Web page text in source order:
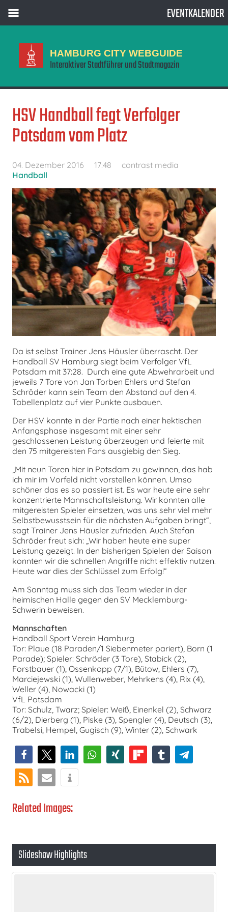
HAMBURG CITY WEBGUIDE
Interaktiver Stadtführer und Stadtmagazin
HSV Handball fegt Verfolger
Potsdam vom Platz
04. Dezember 2016 17:48
contrast media
Handball
Da ist selbst Trainer Jens Häusler überrascht. Der
Handball SV Hamburg siegt beim Verfolger VfL
Potsdam mit 37:28. Durch eine gute Abwehrarbeit und
jeweils 7 Tore von Jan Torben Ehlers und Stefan
Schröder kann sein Team den Abstand auf den 4.
Tabellenplatz auf vier Punkte ausbauen.
Der HSV konnte in der Partie nach einer hektischen
Anfangsphase insgesamt mit einer sehr
geschlossenen Leistung überzeugen und feierte mit
den 75 mitgereisten Fans ausgiebig den Sieg.
„Mit neun Toren hier in Potsdam zu gewinnen, das hab
ich mir im Vorfeld nicht vorstellen können. Umso
schöner das es so passiert ist. Es war heute eine sehr
konzentrierte Mannschaftsleistung. Wir konnten alle
mitgereisten Spieler einsetzen, was uns sehr viel mehr
Selbstbewusstsein für die nächsten Aufgaben bringt“,
sagt Trainer Jens Häusler zufrieden. Auch Stefan
Schröder freut sich: „Wir haben heute eine super
Leistung gezeigt. In den bisherigen Spielen der Saison
konnten wir die schnellen Angriffe nicht effektiv nutzen.
Heute war dies der Schlüssel zum Erfolg!“
Am Sonntag muss sich das Team wieder in der
heimischen Halle gegen den SV Mecklemburg-
Schwerin beweisen.
Mannschaften
Handball Sport Verein Hamburg
Tor: Plaue (18 Paraden/1 Siebenmeter pariert), Born (1
Parade); Spieler: Schröder (3 Tore), Stabick (2),
Forstbauer (1), Ossenkopp (7/1), Bütow, Ehlers (7),
Marciejewski (1), Wullenweber, Mehrkens (4), Rix (4),
Weller (4), Nowacki (1)
VfL Potsdam
Tor: Schulz, Twarz; Spieler: Weiß, Einenkel (2), Schwarz
(6/2), Dierberg (1), Piske (3), Spengler (4), Deutsch (3),
Trabelsi, Hempel, Gugisch (9), Winter (2), Schwark
Related Images:
Slideshow Highlights
EVENTKALENDER